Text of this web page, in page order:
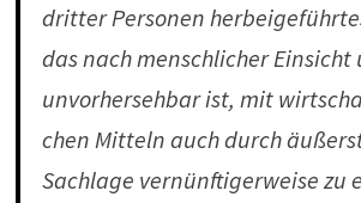
dritter Per­sonen
das nach mensch­li­cher
unvor­her­sehbar ist, mit
chen Mitteln auch durch
Sach­lage ver­nünf­ti­ger­weise zu